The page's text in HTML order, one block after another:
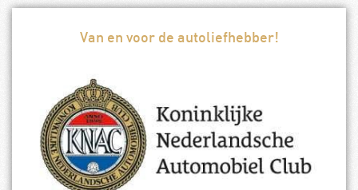
Van en voor de autoliefhebber!